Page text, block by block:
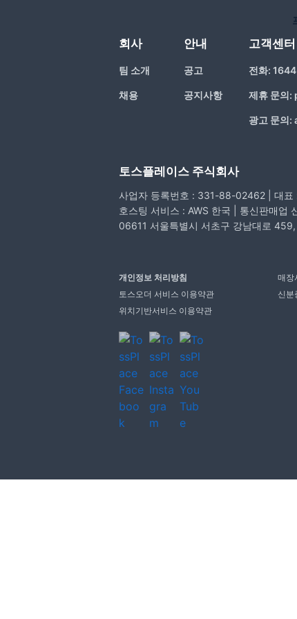
회사
팀 소개
채용
안내
공고
공지사항
고객센터
전화:
제휴 문의:
광고 문의:
토스플레이스 주식회사
사업자 등록번호 : 331-88-02462 | 대표
호스팅 서비스 : AWS 한국 | 통신판매업
06611 서울특별시 서초구 강남대로
개인정보 처리방침 매장
토스오더 서비스 이용약관
신분
위치기반서비스 이용약관